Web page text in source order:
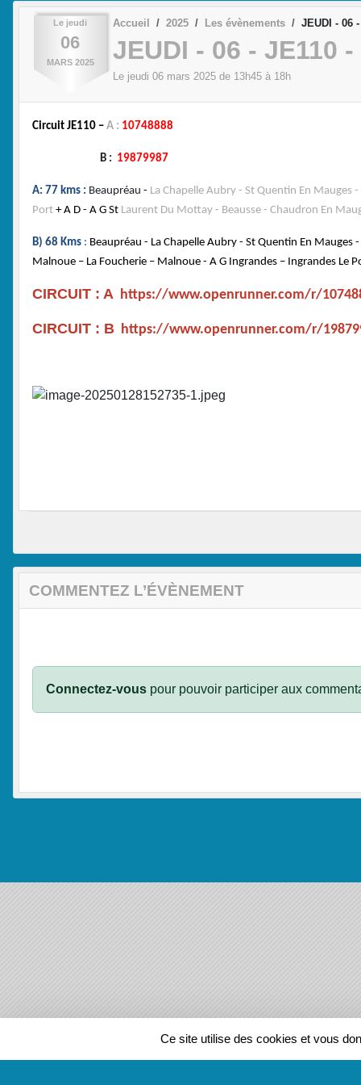
Le jeudi
06
MARS 2025
Accueil 2025 Les évènements JEUDI - 06
JEUDI - 06 - JE110
Le jeudi 06 mars 2025 de 13h45 à 18h
Circuit JE110 – A : 10748888
B : 19879987
A: 77 kms : Beaupréau - La Chapelle Aubry - St Quentin En
Port + A D - A G St Laurent Du Mottay - Beausse - Chaudron En
B) 68 Kms : Beaupréau - La Chapelle Aubry - St Quentin En Mauges
Malnoue – La Foucherie – Malnoue - A G Ingrandes – Ingrandes Le
CIRCUIT : A https://www.openrunner.com/r/
CIRCUIT : B https://www.openrunner.com/r/
COMMENTEZ L’ÉVÈNEMENT
Connectez-vous pour pouvoir participer aux
REGIONS
Ce site utilise des cookies et vous